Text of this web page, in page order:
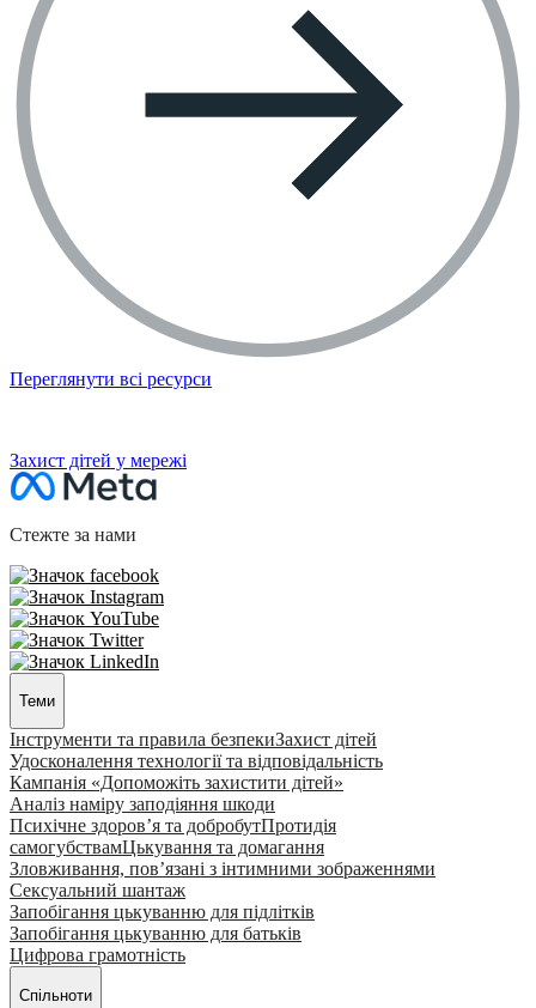
Переглянути всі ресурси
Захист дітей у мережі
Стежте за нами
Теми
Інструменти та правила безпекиЗахист дітей
Удосконалення технології та відповідальність
Кампанія «Допоможіть захистити дітей»
Аналіз наміру заподіяння шкоди
Психічне здоров’я та добробутПротидія
самогубствамЦькування та домагання
Зловживання, пов’язані з інтимними зображеннями
Сексуальний шантаж
Запобігання цькуванню для підлітків
Запобігання цькуванню для батьків
Цифрова грамотність
Спільноти